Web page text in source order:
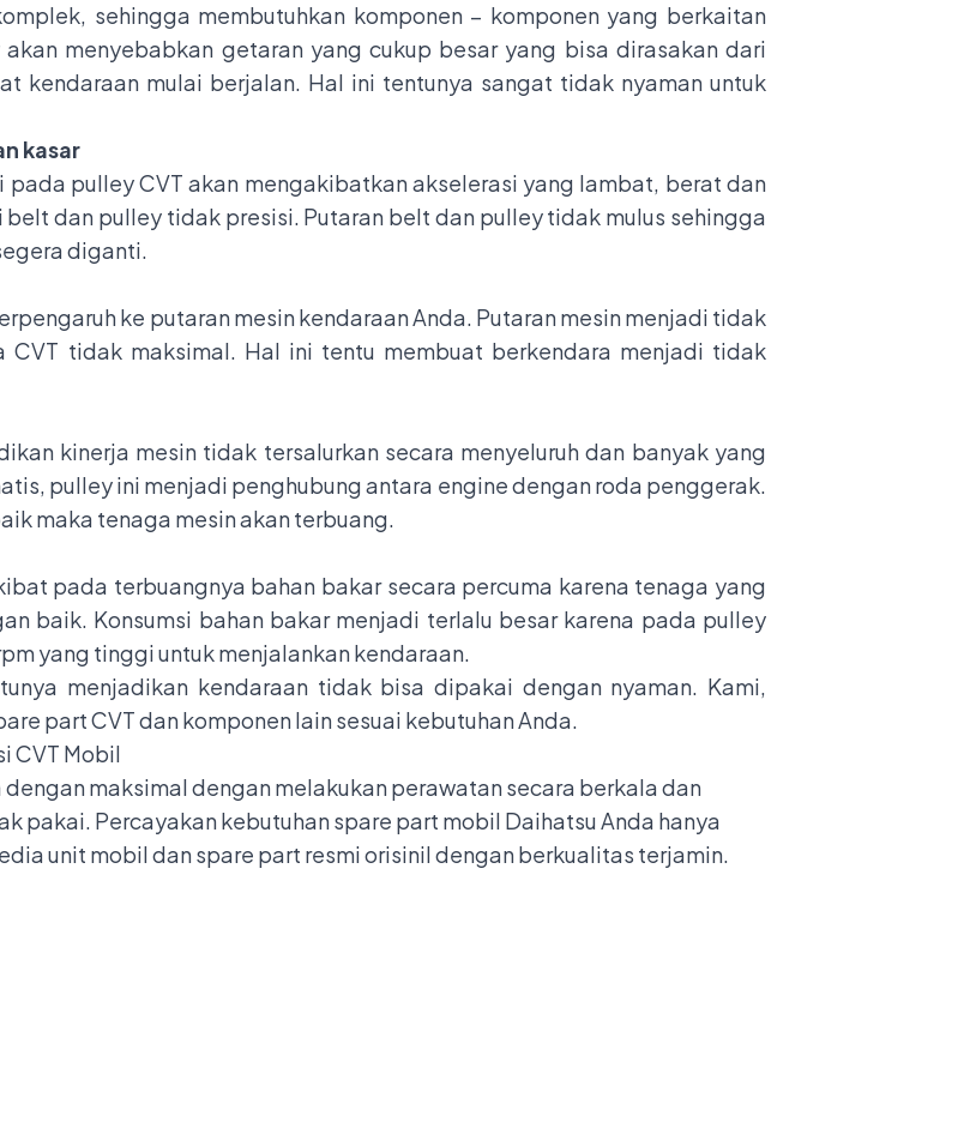
sehingga membutuhkan komponen – komponen yang berkaitan
menyebabkan getaran yang cukup besar yang bisa dirasakan dari
kendaraan mulai berjalan. Hal ini tentunya sangat tidak nyaman untuk
kasar
pulley CVT akan mengakibatkan akselerasi yang lambat, berat dan
dan pulley tidak presisi. Putaran belt dan pulley tidak mulus sehingga
diganti.
ke putaran mesin kendaraan Anda. Putaran mesin menjadi tidak
tidak maksimal. Hal ini tentu membuat berkendara menjadi tidak
kinerja mesin tidak tersalurkan secara menyeluruh dan banyak yang
pulley ini menjadi penghubung antara engine dengan roda penggerak.
maka tenaga mesin akan terbuang.
pada terbuangnya bahan bakar secara percuma karena tenaga yang
baik. Konsumsi bahan bakar menjadi terlalu besar karena pada pulley
yang tinggi untuk menjalankan kendaraan.
menjadikan kendaraan tidak bisa dipakai dengan nyaman. Kami,
part CVT dan komponen lain sesuai kebutuhan Anda.
CVT Mobil
maksimal dengan melakukan perawatan secara berkala dan
pakai. Percayakan kebutuhan spare part mobil Daihatsu Anda hanya
unit mobil dan spare part resmi orisinil dengan berkualitas terjamin.